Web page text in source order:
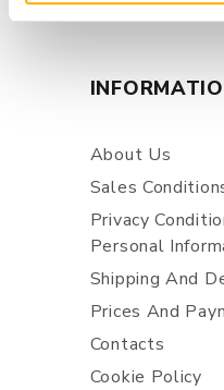
+39 376/
About Us
Sales
Privacy
Personal
Shipping And
Prices And
Contacts
Cookie Policy